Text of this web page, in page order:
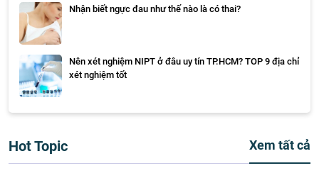
Nhận biết ngực đau như thế nào là có thai?
Nên xét nghiệm NIPT ở đâu uy tín TP.HCM? TOP 9 địa chỉ
xét nghiệm tốt
Hot Topic Xem tất cả